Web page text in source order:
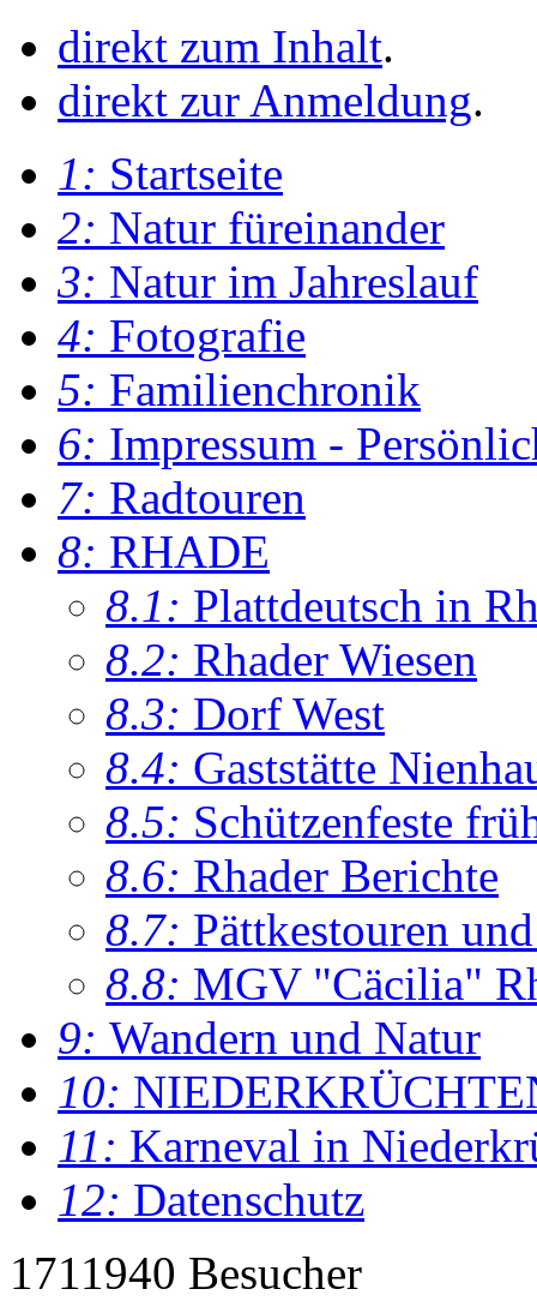
direkt zum Inhalt.
direkt zur Anmeldung.
1: Startseite
2: Natur füreinander
3: Natur im Jahreslauf
4: Fotografie
5: Familienchronik
6: Impressum -
7: Radtouren
8: RHADE
8.1: Plattdeutsch in
8.2: Rhader Wiesen
8.3: Dorf West
8.4: Gaststätte
8.5: Schützenfeste
8.6: Rhader Berichte
8.7: Pättkestouren
8.8: MGV "Cäcilia"
9: Wandern und Natur
10:
11: Karneval in
12: Datenschutz
1711940 Besucher